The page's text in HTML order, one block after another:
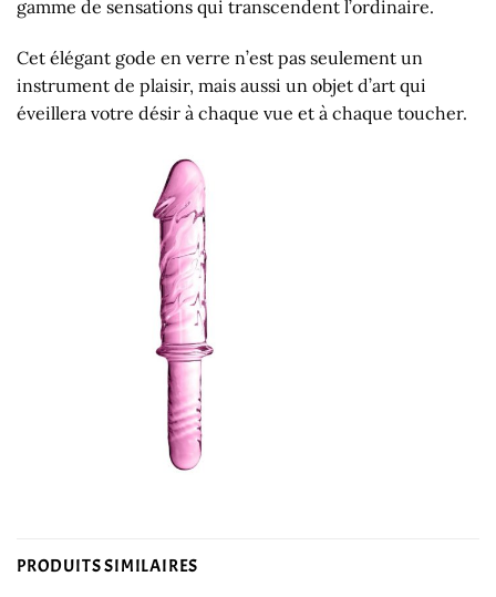
gamme de sensations qui transcendent l’ordinaire.
Cet élégant gode en verre n’est pas seulement un
instrument de plaisir, mais aussi un objet d’art qui
éveillera votre désir à chaque vue et à chaque toucher.
PRODUITS SIMILAIRES